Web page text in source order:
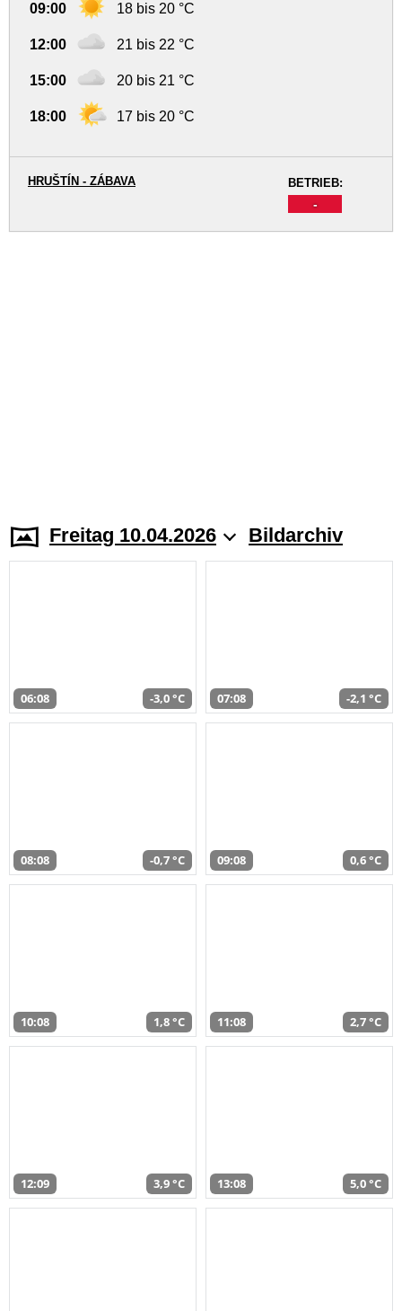
09:00 18 bis 20 °C
12:00 21 bis 22 °C
15:00 20 bis 21 °C
18:00 17 bis 20 °C
BETRIEB:
-
HRUŠTÍN - ZÁBAVA
Freitag 10.04.2026 Bildarchiv
06:08 -3,0 °C 07:08 -2,1 °C
08:08 -0,7 °C 09:08 0,6 °C
10:08 1,8 °C 11:08 2,7 °C
12:09 3,9 °C 13:08 5,0 °C